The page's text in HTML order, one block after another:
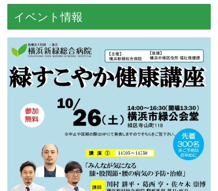
イベント情報